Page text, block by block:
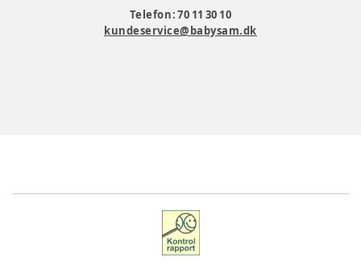
Telefon: 70 11 30 10
kundeservice@babysam.dk